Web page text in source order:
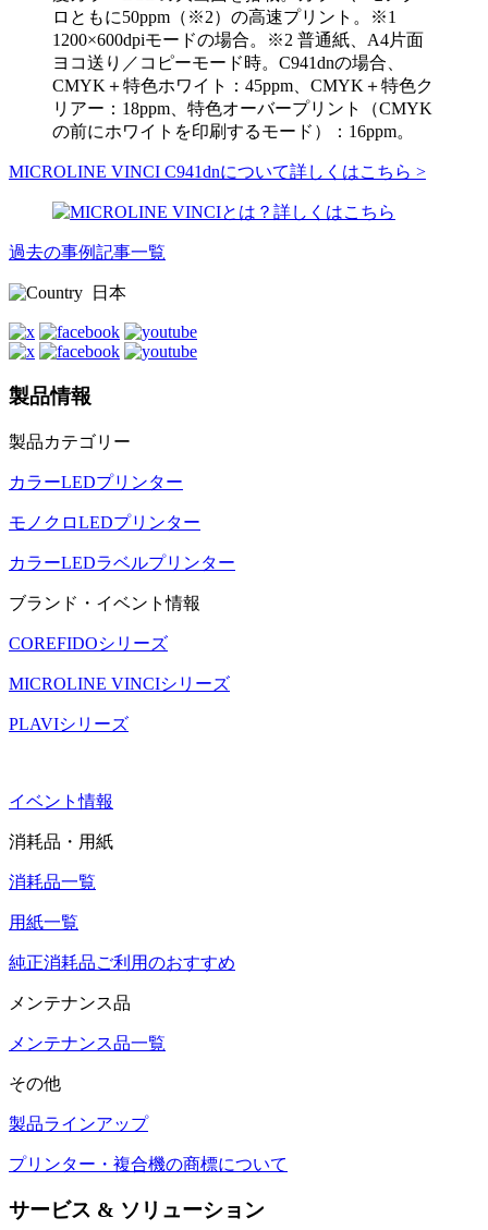
MICROLINE VINCI C941dnについて詳しくはこちら >
過去の事例記事一覧
日本
製品情報
製品カテゴリー
カラーLEDプリンター
モノクロLEDプリンター
カラーLEDラベルプリンター
ブランド・イベント情報
COREFIDOシリーズ
MICROLINE VINCIシリーズ
PLAVIシリーズ
イベント情報
消耗品・用紙
消耗品一覧
用紙一覧
純正消耗品ご利用のおすすめ
メンテナンス品
メンテナンス品一覧
その他
製品ラインアップ
プリンター・複合機の商標について
サービス & ソリューション